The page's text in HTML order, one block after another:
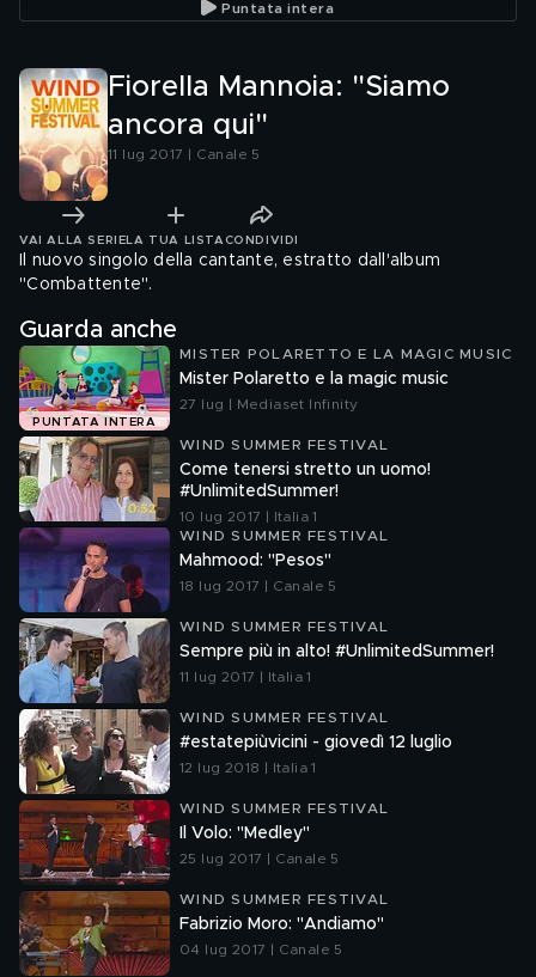
Puntata intera
Fiorella Mannoia: "Siamo
ancora qui"
11 lug 2017 | Canale 5
VAI ALLA SERIE LA TUA LISTA CONDIVIDI
Il nuovo singolo della cantante, estratto dall'album
"Combattente".
Guarda anche
PUNTATA INTERA
MISTER POLARETTO E LA MAGIC MUSIC
Mister Polaretto e la magic music
27 lug | Mediaset Infinity
WIND SUMMER FESTIVAL
Come tenersi stretto un uomo!
#UnlimitedSummer!
10 lug 2017 | Italia 1
WIND SUMMER FESTIVAL
Mahmood: "Pesos"
18 lug 2017 | Canale 5
WIND SUMMER FESTIVAL
Sempre più in alto! #UnlimitedSummer!
11 lug 2017 | Italia 1
WIND SUMMER FESTIVAL
#estatepiùvicini - giovedì 12 luglio
12 lug 2018 | Italia 1
WIND SUMMER FESTIVAL
Il Volo: "Medley"
25 lug 2017 | Canale 5
WIND SUMMER FESTIVAL
Fabrizio Moro: "Andiamo"
04 lug 2017 | Canale 5